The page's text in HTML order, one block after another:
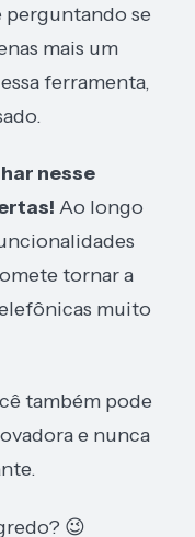
perguntando se
mais um
ferramenta,
nesse
Ao longo
tornar a
muito
também pode
e nunca
😉